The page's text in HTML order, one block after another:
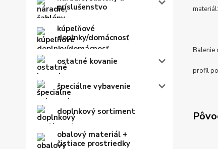
príslušenstvo
kúpeľňové
doplnky/domácnosť
ostatné kovanie
špeciálne vybavenie
doplnkový sortiment
obalový materiál +
čistiace prostriedky
Balenie
profil